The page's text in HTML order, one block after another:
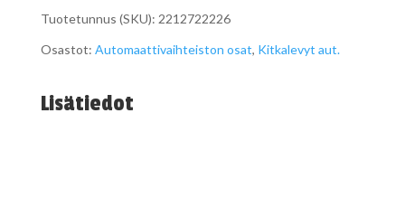
Tuotetunnus (SKU): 2212722226
Osastot: Automaattivaihteiston osat, Kitkalevyt aut.
Lisätiedot